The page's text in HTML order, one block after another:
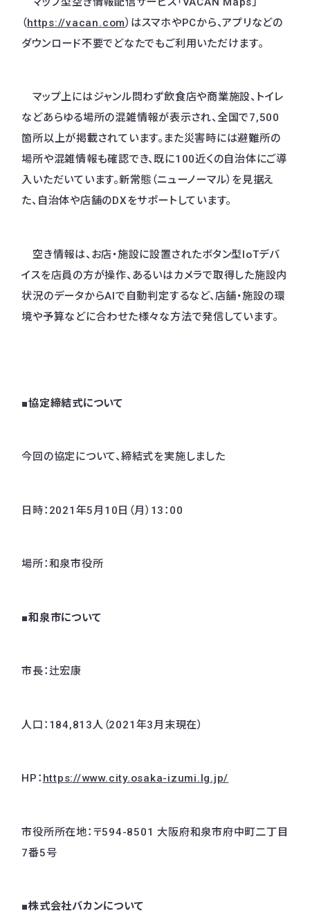
（https://vacan.com）はスマホやPCから、アプリなどの
ダウンロード不要でどなたでもご利用いただけます。
マップ上にはジャンル問わず飲食店や商業施設、トイレ
などあらゆる場所の混雑情報が表示され、全国で7,500
箇所以上が掲載されています。また災害時には避難所の
場所や混雑情報も確認でき、既に100近くの自治体にご導
入いただいています。新常態（ニューノーマル）を見据え
た、自治体や店舗のDXをサポートしています。
空き情報は、お店・施設に設置されたボタン型IoTデバ
イスを店員の方が操作、あるいはカメラで取得した施設内
状況のデータからAIで自動判定するなど、店舗・施設の環
境や予算などに合わせた様々な方法で発信しています。
■協定締結式について
今回の協定について、締結式を実施しました
日時：2021年5月10日（月）13：00
場所：和泉市役所
■和泉市について
市長：辻宏康
人口：184,813人（2021年3月末現在）
HP： https://www.city.osaka-izumi.lg.jp/
市役所所在地：〒594-8501 大阪府和泉市府中町二丁目
7番5号
■株式会社バカンについて